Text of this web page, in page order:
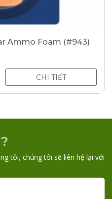
Ammo Foam (#943)
CHI TIẾT
tôi, chúng tôi sẽ liên hệ lại với